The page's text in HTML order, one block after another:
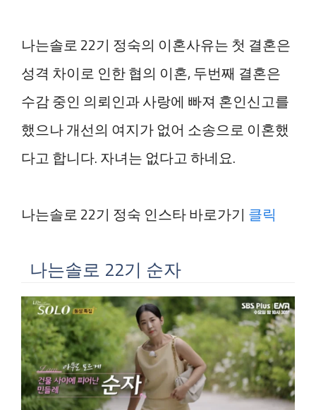
나는솔로 22기 정숙의 이혼사유는 첫 결혼은
성격 차이로 인한 협의 이혼, 두번째 결혼은
수감 중인 의뢰인과 사랑에 빠져 혼인신고를
했으나 개선의 여지가 없어 소송으로 이혼했
다고 합니다. 자녀는 없다고 하네요.
나는솔로 22기 정숙 인스타 바로가기 클릭
나는솔로 22기 순자